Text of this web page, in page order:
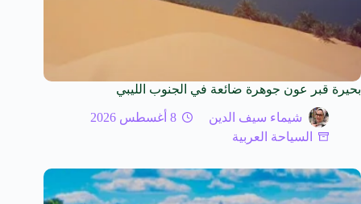
بحيرة قبر عون جوهرة ضائعة في الجنوب الليبي
شيماء سيف الدين
8 أغسطس 2026
السياحة العربية